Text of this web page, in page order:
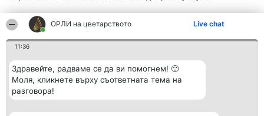
ОРЛИ на цветарството Live chat
11:36
Здравейте, радваме се да ви помогнем! 🙂
Моля, кликнете върху съответната тема на
разговора!